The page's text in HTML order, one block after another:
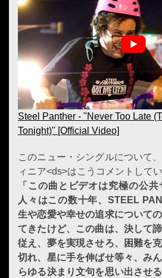
Steel Panther - "Never Too Late
Tonight)" [Official Video]
このニュー・シングルについて
ィニア<ds>はこうコメントしてい
「この曲とビデオは究極の公共
人々はこの数十年、STEEL
生や恋愛や幸せの追求について
てきたけど、この曲は、決して
従え、夢を実現させろ、困難を
切れ、星に手を伸ばせ等々、み
らゆる決まり文句を思い出させ